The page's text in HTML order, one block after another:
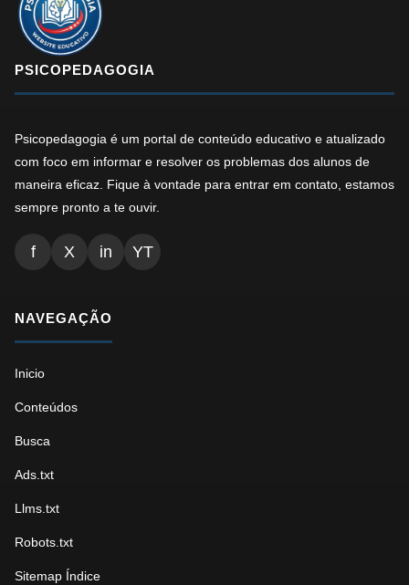
PSICOPEDAGOGIA
Psicopedagogia é um portal de conteúdo educativo e atualizado
com foco em informar e resolver os problemas dos alunos de
maneira eficaz. Fique à vontade para entrar em contato, estamos
sempre pronto a te ouvir.
f X in YT
NAVEGAÇÃO
Inicio
Conteúdos
Busca
Ads.txt
Llms.txt
Robots.txt
Sitemap Índice